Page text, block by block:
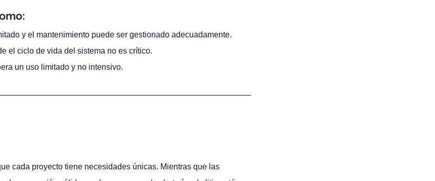
y el mantenimiento puede ser gestionado adecuadamente.
el ciclo de vida del sistema no es crítico.
un uso limitado y no intensivo.
cada proyecto tiene necesidades únicas. Mientras que las